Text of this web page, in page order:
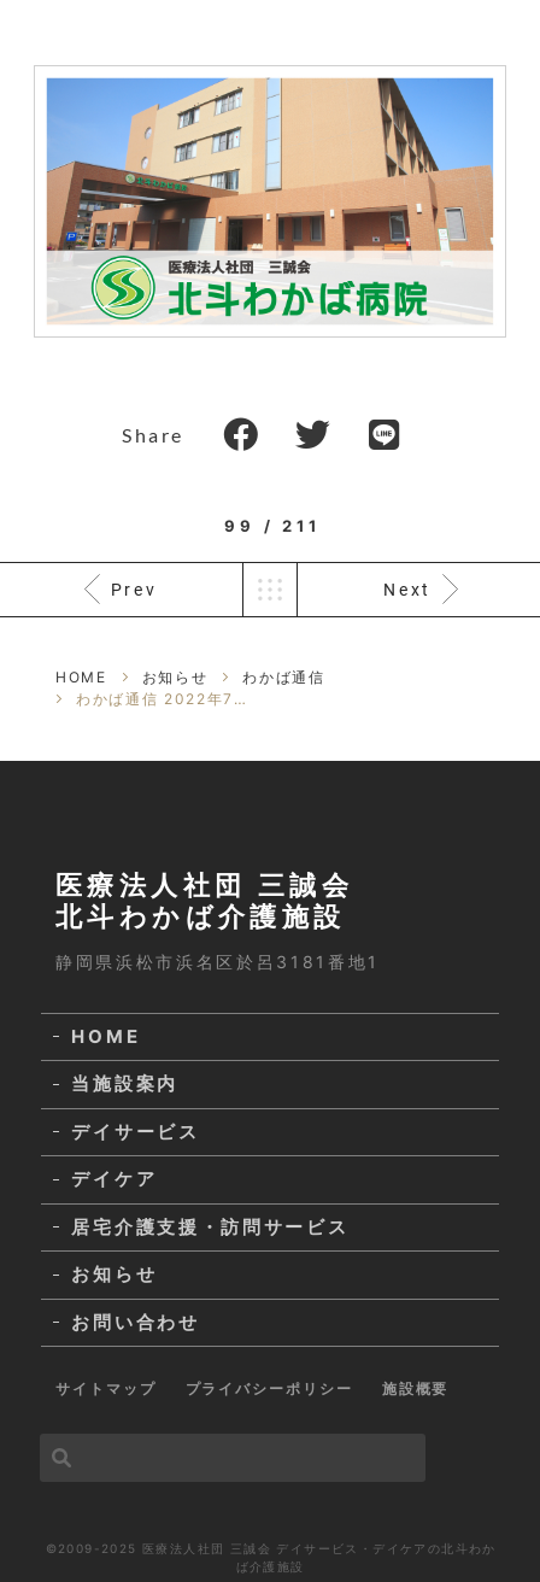
Share
99 / 211
Prev Next
HOME お知らせ
わかば通信
わかば通信 2022年7月号｜病院・介護施設で防災訓練を行いました
医療法人社団 三誠会
北斗わかば介護施設
静岡県浜松市浜名区於呂3181番地1
HOME
当施設案内
デイサービス
デイケア
居宅介護支援・訪問サービス
お知らせ
お問い合わせ
サイトマップ プライバシーポリシー 施設概要
©2009-2025 医療法人社団 三誠会 デイサービス・デイケアの北斗わか
ば介護施設